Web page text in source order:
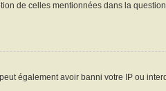
de celles mentionnées dans la
également avoir banni votre IP ou